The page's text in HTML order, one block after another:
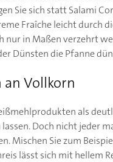
Sie sich statt Salami
Fraîche leicht durch
nur in Maßen verzehrt
Dünsten die Pfanne
an Vollkorn
als
Doch nicht jeder
Mischen Sie zum
lässt sich mit hellem